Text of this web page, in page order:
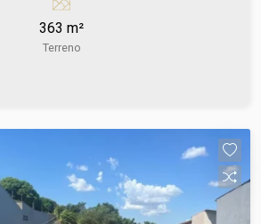
a valorização da área ao longo do
próximo ao Córrego Paragem
que favorecem diferentes
com nosso Plantão de
67 99255-6175.
363 m²
Terreno